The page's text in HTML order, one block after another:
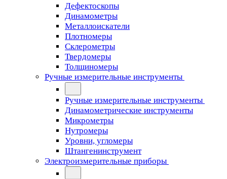
Дефектоскопы
Динамометры
Металлоискатели
Плотномеры
Склерометры
Твердомеры
Толщиномеры
Ручные измерительные инструменты
Ручные измерительные инструменты
Динамометрические инструменты
Микрометры
Нутромеры
Уровни, угломеры
Штангенинструмент
Электроизмерительные приборы